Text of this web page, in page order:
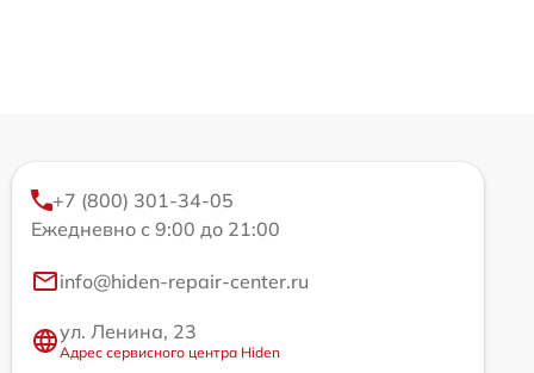
+7 (800) 301-34-05
Ежедневно с 9:00 до 21:00
info@hiden-repair-center.ru
ул. Ленина, 23
Адрес сервисного центра Hiden